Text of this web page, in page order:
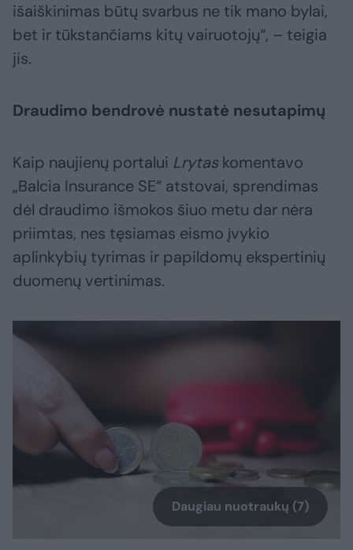
išaiškinimas būtų svarbus ne tik mano bylai,
bet ir tūkstančiams kitų vairuotojų“, – teigia
jis.
Draudimo bendrovė nustatė nesutapimų
Kaip naujienų portalui Lrytaskomentavo
„Balcia Insurance SE“ atstovai, sprendimas
dėl draudimo išmokos šiuo metu dar nėra
priimtas, nes tęsiamas eismo įvykio
aplinkybių tyrimas ir papildomų ekspertinių
duomenų vertinimas.
Daugiau nuotraukų (7)